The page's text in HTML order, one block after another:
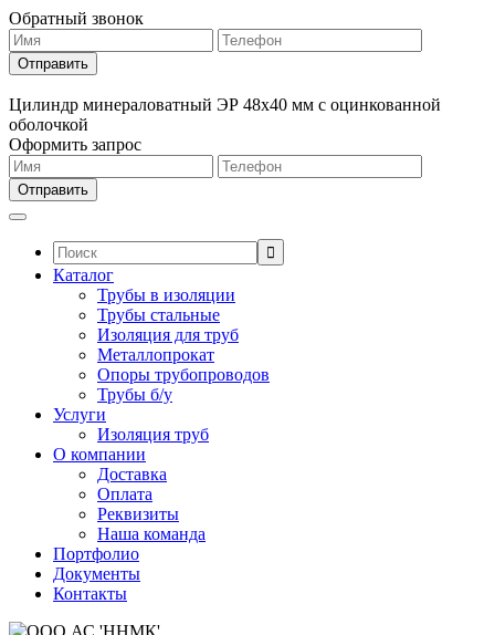
Обратный звонок
Цилиндр минераловатный ЭР 48х40 мм с оцинкованной
оболочкой
Оформить запрос
Поиск:
Каталог
Трубы в изоляции
Трубы стальные
Изоляция для труб
Металлопрокат
Опоры трубопроводов
Трубы б/у
Услуги
Изоляция труб
О компании
Доставка
Оплата
Реквизиты
Наша команда
Портфолио
Документы
Контакты